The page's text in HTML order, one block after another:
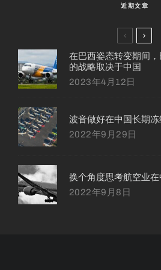
近期文章
在巴西姿态转变期间，
的战略取决于中国
2023年4月12日
波音做好在中国长期冻
2022年9月29日
换个角度思考航空业
2022年9月8日